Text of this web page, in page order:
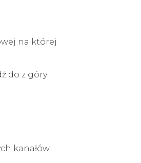
na której
do z góry
kanałów